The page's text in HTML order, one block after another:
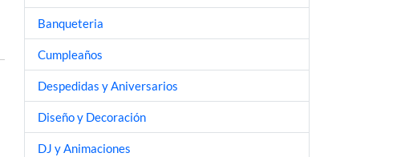
Banqueteria
Cumpleaños
Despedidas y Aniversarios
Diseño y Decoración
DJ y Animaciones